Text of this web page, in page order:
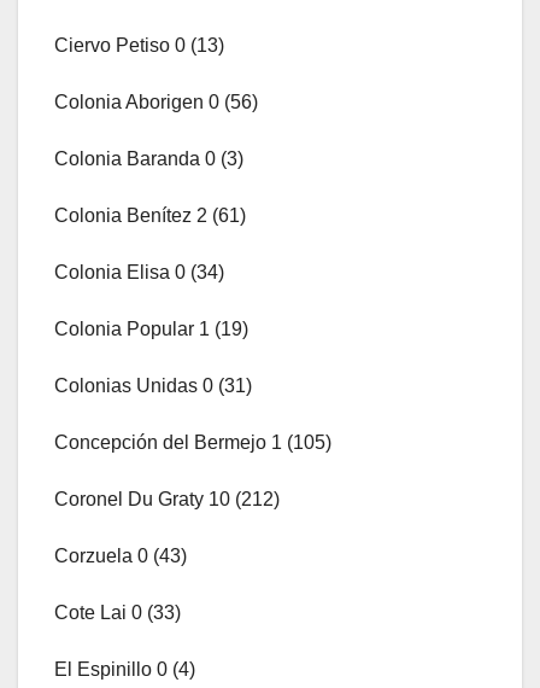
Ciervo Petiso 0 (13)
Colonia Aborigen 0 (56)
Colonia Baranda 0 (3)
Colonia Benítez 2 (61)
Colonia Elisa 0 (34)
Colonia Popular 1 (19)
Colonias Unidas 0 (31)
Concepción del Bermejo 1 (105)
Coronel Du Graty 10 (212)
Corzuela 0 (43)
Cote Lai 0 (33)
El Espinillo 0 (4)